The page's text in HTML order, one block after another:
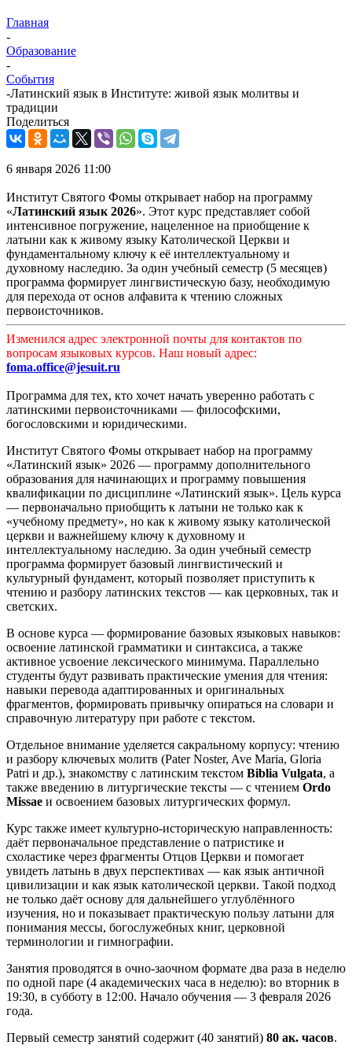
Главная
-
Образование
-
События
-Латинский язык в Институте: живой язык молитвы и
традиции
Поделиться
6 января 2026 11:00
Институт Святого Фомы открывает набор на программу
«Латинский язык 2026». Этот курс представляет собой
интенсивное погружение, нацеленное на приобщение к
латыни как к живому языку Католической Церкви и
фундаментальному ключу к её интеллектуальному и
духовному наследию. За один учебный семестр (5 месяцев)
программа формирует лингвистическую базу, необходимую
для перехода от основ алфавита к чтению сложных
первоисточников.
Изменился адрес электронной почты для контактов по
вопросам языковых курсов. Наш новый адрес:
foma.office@jesuit.ru
Программа для тех, кто хочет начать уверенно работать с
латинскими первоисточниками — философскими,
богословскими и юридическими.
Институт Святого Фомы открывает набор на программу
«Латинский язык» 2026 — программу дополнительного
образования для начинающих и программу повышения
квалификации по дисциплине «Латинский язык». Цель курса
— первоначально приобщить к латыни не только как к
«учебному предмету», но как к живому языку католической
церкви и важнейшему ключу к духовному и
интеллектуальному наследию. За один учебный семестр
программа формирует базовый лингвистический и
культурный фундамент, который позволяет приступить к
чтению и разбору латинских текстов — как церковных, так и
светских.
В основе курса — формирование базовых языковых навыков:
освоение латинской грамматики и синтаксиса, а также
активное усвоение лексического минимума. Параллельно
студенты будут развивать практические умения для чтения:
навыки перевода адаптированных и оригинальных
фрагментов, формировать привычку опираться на словари и
справочную литературу при работе с текстом.
Отдельное внимание уделяется сакральному корпусу: чтению
и разбору ключевых молитв (Pater Noster, Ave Maria, Gloria
Patri и др.), знакомству с латинским текстом Biblia Vulgata, а
также введению в литургические тексты — с чтением Ordo
Missae и освоением базовых литургических формул.
Курс также имеет культурно-историческую направленность:
даёт первоначальное представление о патристике и
схоластике через фрагменты Отцов Церкви и помогает
увидеть латынь в двух перспективах — как язык античной
цивилизации и как язык католической церкви. Такой подход
не только даёт основу для дальнейшего углублённого
изучения, но и показывает практическую пользу латыни для
понимания мессы, богослужебных книг, церковной
терминологии и гимнографии.
Занятия проводятся в очно-заочном формате два раза в неделю
по одной паре (4 академических часа в неделю): во вторник в
19:30, в субботу в 12:00. Начало обучения — 3 февраля 2026
года.
Первый семестр занятий содержит (40 занятий) 80 ак. часов.